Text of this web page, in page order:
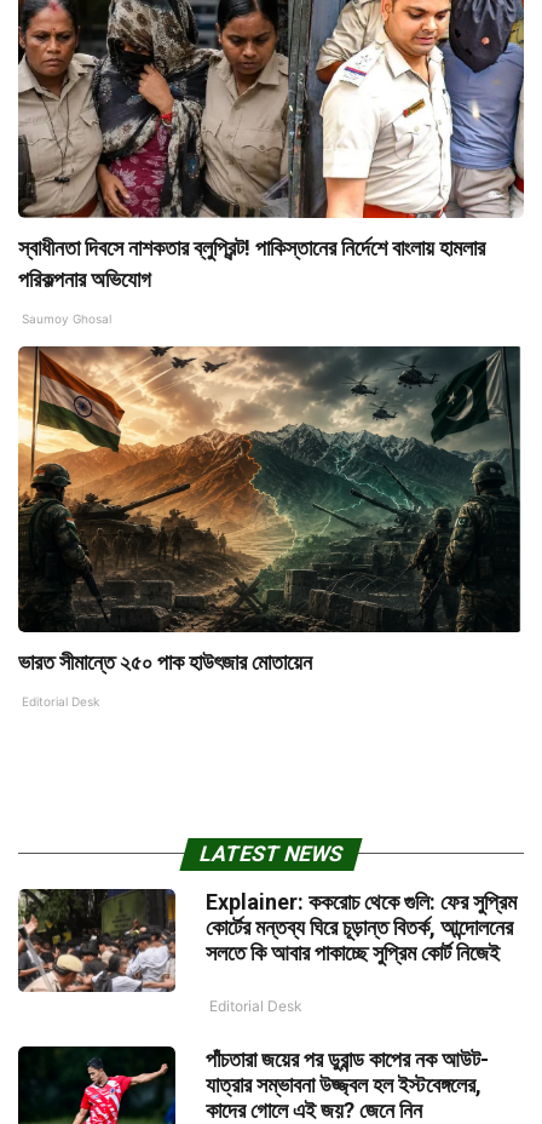
স্বাধীনতা দিবসে নাশকতার ব্লুপ্রিন্ট! পাকিস্তানের নির্দেশে বাংলায় হামলার
পরিকল্পনার অভিযোগ
Saumoy Ghosal
ভারত সীমান্তে ২৫০ পাক হাউৎজার মোতায়েন
Editorial Desk
LATEST NEWS
Explainer: ককরোচ থেকে গুলি: ফের সুপ্রিম
কোর্টের মন্তব্য ঘিরে চূড়ান্ত বিতর্ক, আন্দোলনের
সলতে কি আবার পাকাচ্ছে সুপ্রিম কোর্ট নিজেই
Editorial Desk
পাঁচতারা জয়ের পর ডুরান্ড কাপের নক আউট-
যাত্রার সম্ভাবনা উজ্জ্বল হল ইস্টবেঙ্গলের,
কাদের গোলে এই জয়? জেনে নিন